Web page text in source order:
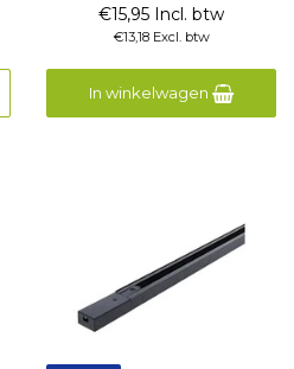
€15,95 Incl. btw
€13,18 Excl. btw
In winkelwagen